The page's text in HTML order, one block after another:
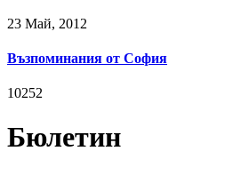
23 Май, 2012
Възпоминания от София
10252
Бюлетин